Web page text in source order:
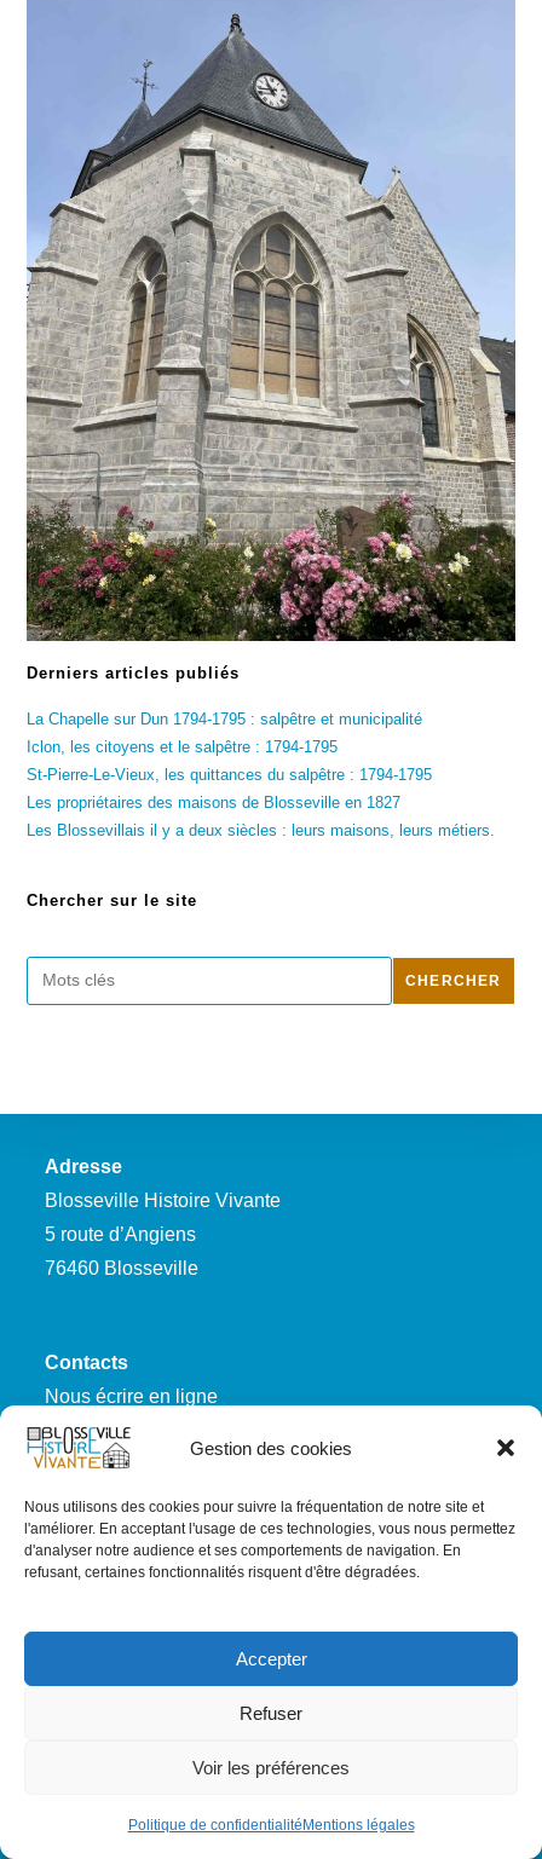
Gestion des cookies
Nous utilisons des cookies pour suivre la fréquentation de notre site et
l'améliorer. En acceptant l'usage de ces technologies, vous nous permettez
d'analyser notre audience et ses comportements de navigation. En
refusant, certaines fonctionnalités risquent d'être dégradées.
Accepter
Refuser
Voir les préférences
Politique de confidentialité Mentions légales
Derniers articles publiés
La Chapelle sur Dun 1794-1795 : salpêtre et municipalité
Iclon, les citoyens et le salpêtre : 1794-1795
St-Pierre-Le-Vieux, les quittances du salpêtre : 1794-1795
Les propriétaires des maisons de Blosseville en 1827
Les Blossevillais il y a deux siècles : leurs maisons, leurs métiers.
Chercher sur le site
Rechercher
CHERCHER
Adresse
Blosseville Histoire Vivante
5 route d’Angiens
76460 Blosseville
Contacts
Nous écrire en ligne
Notre page Facebook
Lettre d'information
L'association
Politique de confidentialité